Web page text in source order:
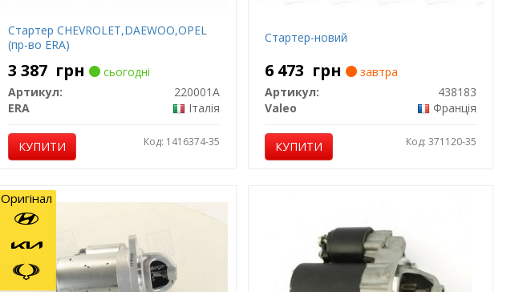
Стартер CHEVROLET,DAEWOO,OPEL
(пр-во ERA)
3 387 грн
сьогодні
Артикул:
220001A
ERA
Італія
КУПИТИ Код: 1416374-35
Стартер-новий
6 473 грн
завтра
Артикул:
438183
Valeo
Франція
КУПИТИ Код: 371120-35
Оригінал